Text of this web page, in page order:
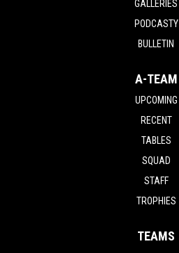
GALLERIES
PODCASTY
BULLETIN
A-TEAM
UPCOMING
RECENT
TABLES
SQUAD
STAFF
TROPHIES
TEAMS